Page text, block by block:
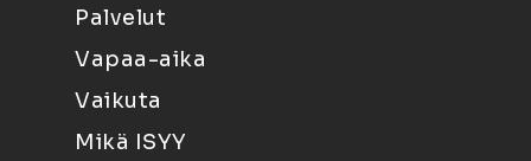
Palvelut
Vapaa-aika
Vaikuta
Mikä ISYY